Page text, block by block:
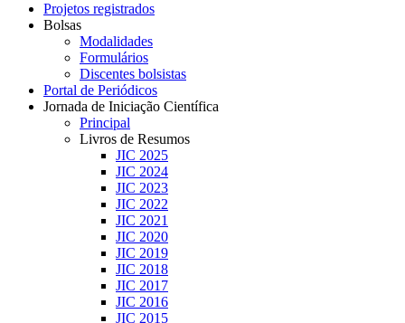
Projetos registrados
Bolsas
Modalidades
Formulários
Discentes bolsistas
Portal de Periódicos
Jornada de Iniciação Científica
Principal
Livros de Resumos
JIC 2025
JIC 2024
JIC 2023
JIC 2022
JIC 2021
JIC 2020
JIC 2019
JIC 2018
JIC 2017
JIC 2016
JIC 2015